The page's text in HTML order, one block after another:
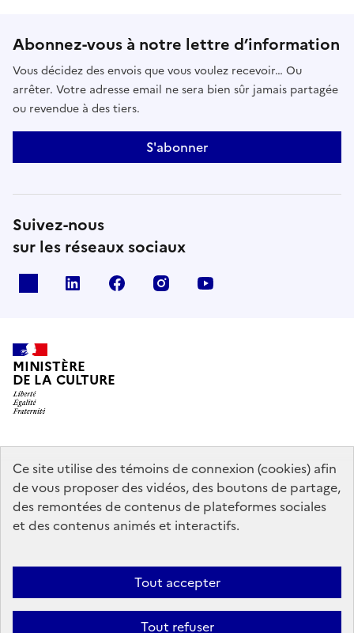
Ce site utilise des témoins de connexion (cookies) afin
de vous proposer des vidéos, des boutons de partage,
des remontées de contenus de plateformes sociales
et des contenus animés et interactifs.
Tout accepter
Tout refuser
Abonnez-vous à notre lettre d’information
Vous décidez des envois que vous voulez recevoir… Ou
arrêter. Votre adresse email ne sera bien sûr jamais partagée
ou revendue à des tiers.
S'abonner
Suivez-nous
sur les réseaux sociaux
linkedin facebook instagram
MINISTÈRE
DE LA CULTURE
data.gouv.fr legifrance.gouv.fr
info.gouv.fr
service-public.gouv.fr
Contact Mentions légales
Accessibilité : partiellement conforme
Politique générale de protection des données
des témoins de connexion (cookies)
Plan du site